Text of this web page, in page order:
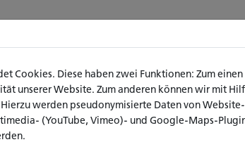
in Leichter
auch in Leichter Sprache​​​​​​​ verfügbar. Um die
am oberen Rand der Website.
Laura Verena Corsten war
bereits für die Website des
Cookies. Diese haben zwei Funktionen: Zum
unserer Website. Zum anderen können wir mit
werden pseudonymisierte Daten von
(YouTube, Vimeo)- und Google-Maps-